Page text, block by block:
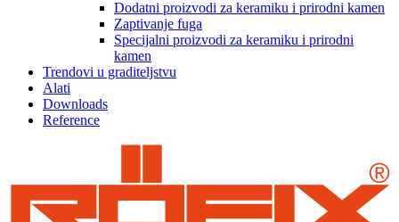
Dodatni proizvodi za keramiku i prirodni kamen
Zaptivanje fuga
Specijalni proizvodi za keramiku i prirodni
kamen
Trendovi u graditeljstvu
Alati
Downloads
Reference